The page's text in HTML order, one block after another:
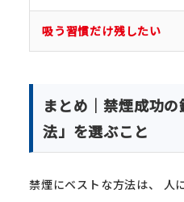
吸う習慣だけ残したい
まとめ｜禁煙成功
法」を選ぶこと
禁煙にベストな方法は、 人